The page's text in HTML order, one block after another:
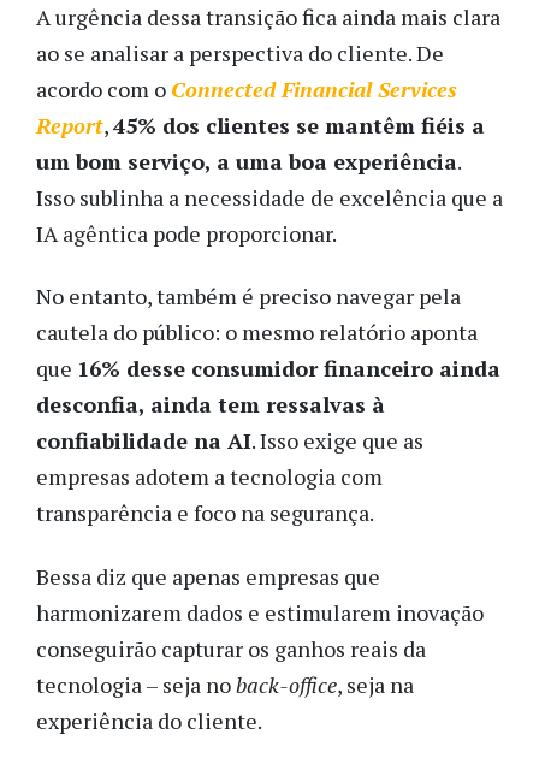
A urgência dessa transição fica ainda mais clara
ao se analisar a perspectiva do cliente. De
acordo com o Connected Financial Services
Report,45% dos clientes se mantêm fiéis a
um bom serviço, a uma boa experiência.
Isso sublinha a necessidade de excelência que a
IA agêntica pode proporcionar.
No entanto, também é preciso navegar pela
cautela do público: o mesmo relatório aponta
que 16% desse consumidor financeiro ainda
desconfia, ainda tem ressalvas à
confiabilidade na AI. Isso exige que as
empresas adotem a tecnologia com
transparência e foco na segurança.
Bessa diz que apenas empresas que
harmonizarem dados e estimularem inovação
conseguirão capturar os ganhos reais da
tecnologia – seja noback-office, seja na
experiência do cliente.